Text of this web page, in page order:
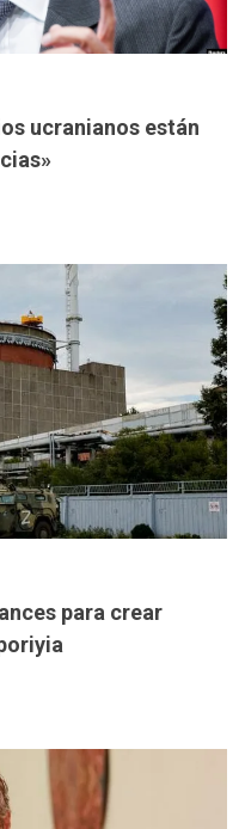
ucranianos están
para crear